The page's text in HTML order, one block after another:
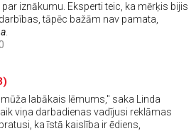
iznākumu. Eksperti teic, ka mērķis bijis
tāpēc bažām nav pamata,
labākais lēmums," saka Linda
viņa darbadienas vadījusi reklāmas
ka īstā kaislība ir ēdiens,